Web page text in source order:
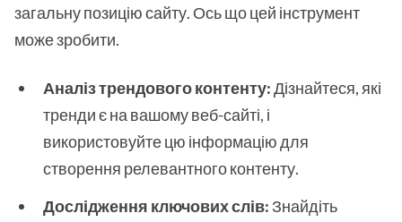
загальну позицію сайту. Ось що цей інструмент
може зробити.
Аналіз трендового контенту:Дізнайтеся, які
тренди є на вашому веб-сайті, і
використовуйте цю інформацію для
створення релевантного контенту.
Дослідження ключових слів:Знайдіть